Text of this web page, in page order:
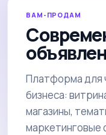
ВАМ-ПРОДАМ
Платформа для
бизнеса:
магазины,